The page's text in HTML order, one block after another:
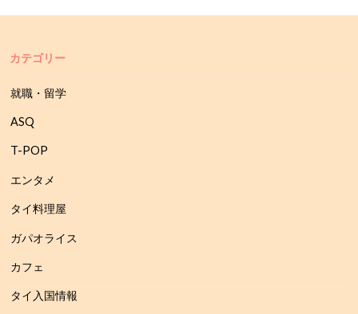
カテゴリー
就職・留学
ASQ
T-POP
エンタメ
タイ料理屋
ガパオライス
カフェ
タイ入国情報